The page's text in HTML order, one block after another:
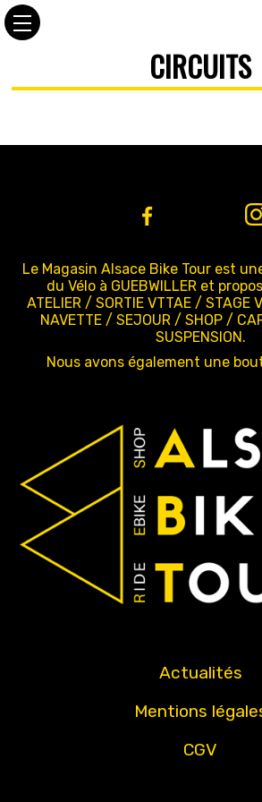
CIRCUITS
Actualités
Mentions
CGV
Le Magasin Alsace Bike Tour est
du Vélo à GUEBWILLER et
ATELIER / SORTIE VTTAE / STAGE
NAVETTE / SEJOUR / SHOP /
SUSPENSION.
Nous avons également une